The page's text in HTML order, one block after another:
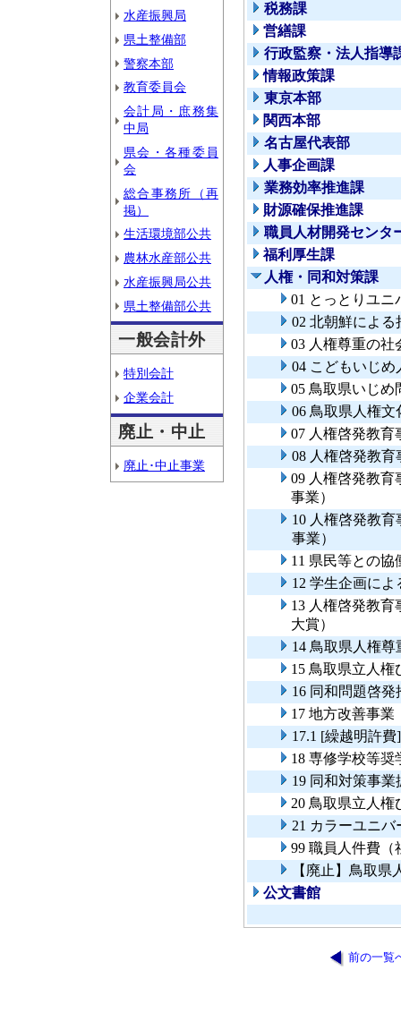
水産振興局
県土整備部
警察本部
教育委員会
会計局・庶務集
中局
県会・各種委員
会
総合事務所（再
掲）
生活環境部公共
農林水産部公共
水産振興局公共
県土整備部公共
一般会計外
特別会計
企業会計
廃止・中止
廃止･中止事業
税務課
営繕課
行政監察・法人指導
情報政策課
東京本部
関西本部
名古屋代表部
人事企画課
業務効率推進課
財源確保推進課
職員人材開発センタ
福利厚生課
人権・同和対策課
01 とっとりユニ
02 北朝鮮によ
03 人権尊重の社
04 こどもいじ
05 鳥取県いじめ
06 鳥取県人権
07 人権啓発教育
08 人権啓発教
09 人権啓発教育
事業）
10 人権啓発教
事業）
11 県民等との
12 学生企画に
13 人権啓発教
大賞）
14 鳥取県人権
15 鳥取県立人権
16 同和問題啓発
17 地方改善事業
17.1 [繰越明許
18 専修学校等奨
19 同和対策事業
20 鳥取県立人権
21 カラーユニ
99 職員人件費（
【廃止】鳥取県
公文書館
前の一覧